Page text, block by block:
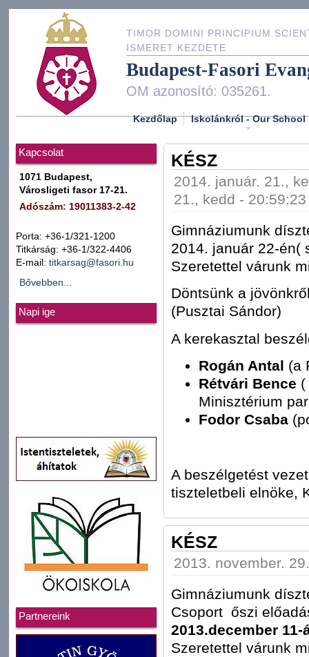
TIMOR DOMINI PRINCIPIUM
ISMERET KEZDETE
Budapest-Fasori
OM azonosító: 035261.
Kezdőlap Iskolánkról - Our School
Kapcsolat
1071 Budapest,
Városligeti fasor 17-21.
Adószám: 19011383-2-42
Porta: +36-1/321-1200
Titkárság: +36-1/322-4406
E-mail: titkarsag@fasori.hu
Bővebben...
Napi ige
Partnereink
KÉSZ
2014. január. 21.,
21., kedd - 20:59:23
Gimnáziumunk
2014. január 22-én(
Szeretettel várunk
Döntsünk a
(Pusztai Sándor)
A kerekasztal
Rogán Antal (a
Rétvári Bence
Minisztérium
Fodor Csaba
A beszélgetést
tiszteletbeli elnöke,
KÉSZ
2013. november.
Gimnáziumunk
Csoport őszi
2013.december
Szeretettel várunk